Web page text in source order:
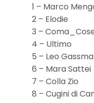
1 – Marco
2 – Elodie
3 –
4 – Ultimo
5 – Leo
6 – Mara Sattei
7 – Colla Zio
8 – Cugini di